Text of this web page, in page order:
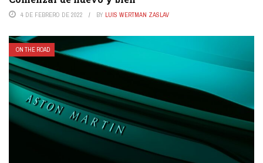
4 DE FEBRERO DE 2022 BY LUIS WERTMAN ZASLAV
ON THE ROAD